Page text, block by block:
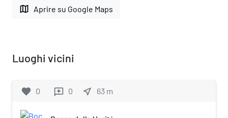
map Aprire su Google Maps
Luoghi vicini
favorite 0 reviews 0 near_me 63 m